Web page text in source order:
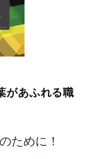
があふれる職
ために！